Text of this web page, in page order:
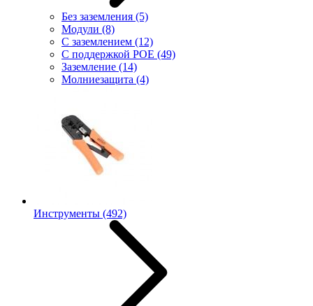
Без заземления (5)
Модули (8)
С заземлением (12)
С поддержкой POE (49)
Заземление (14)
Молниезащита (4)
Инструменты (492)